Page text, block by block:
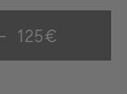
Regular
price
125€